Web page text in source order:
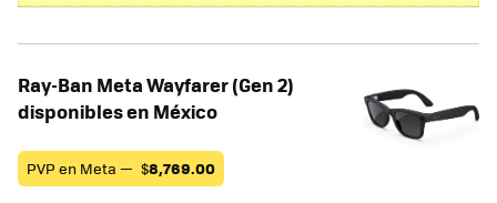
Ray-Ban Meta Wayfarer (Gen 2)
disponibles en México
PVP en Meta — $8,769.00